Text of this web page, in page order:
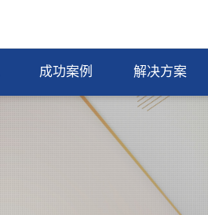
成功案例 解决方案